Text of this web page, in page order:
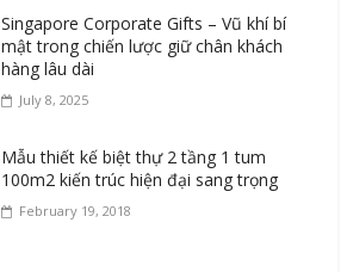
Singapore Corporate Gifts – Vũ khí bí
mật trong chiến lược giữ chân khách
hàng lâu dài
July 8, 2025
Mẫu thiết kế biệt thự 2 tầng 1 tum
100m2 kiến trúc hiện đại sang trọng
February 19, 2018